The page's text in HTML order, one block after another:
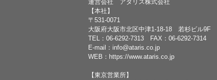
運営会社 アタリス株式会社
【本社】
〒531-0071
大阪府大阪市北区中津1-18-18 若杉ビル9F
TEL： 06-6292-7313 FAX：06-6292-7314
E-mail： info@ataris.co.jp
WEB： https://www.ataris.co.jp
【東京営業所】